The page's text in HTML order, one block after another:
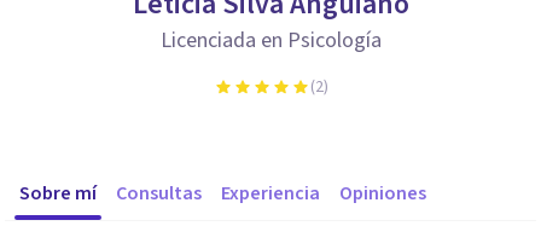
Licenciada en Psicología
(2)
Sobre mí Consultas Experiencia Opiniones